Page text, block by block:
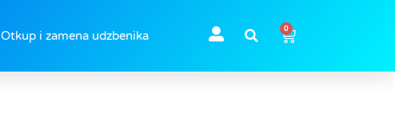
Otkup i zamena udzbenika
0